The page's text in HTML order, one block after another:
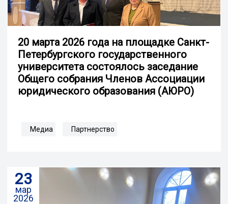
20 марта 2026 года на площадке Санкт-
Петербургского государственного
университета состоялось заседание
Общего собрания Членов Ассоциации
юридического образования (АЮРО)
Медиа Партнерство
23
мар
2026